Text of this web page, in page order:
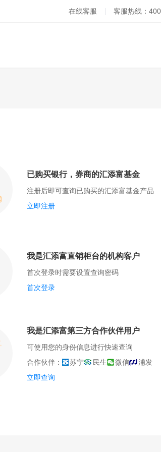
在线客服 客服热线：
已购买银行，券商的汇添富基金
注册后即可查询已购买的汇添富基金产品
立即注册
我是汇添富直销柜台的机构客户
首次登录时需要设置查询密码
首次登录
我是汇添富第三方合作伙伴用户
可使用您的身份信息进行快速查询
合作伙伴：
苏宁 民生 微信
浦发
立即查询